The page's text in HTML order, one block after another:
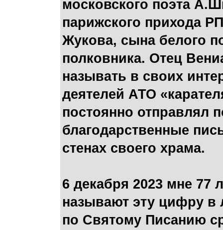
московского поэта
парижского прихода
Жукова, сына белого
полковника. Отец
называть в своих
деятелей АТО
постоянно отправлял
благодарственные
стенах своего храма.
6 декабря 2023 мне 77
называют эту цифру в
по Святому Писанию